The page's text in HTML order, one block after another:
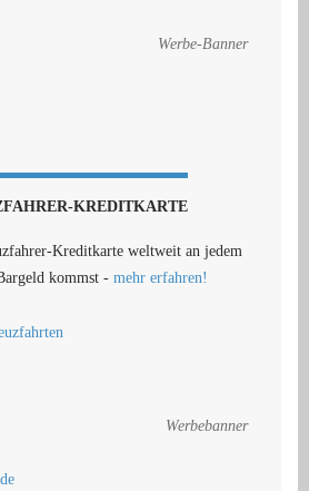
Werbe-Banner
KREDITKARTE
Kreditkarte weltweit an jedem
kommst - mehr erfahren!
Werbebanner